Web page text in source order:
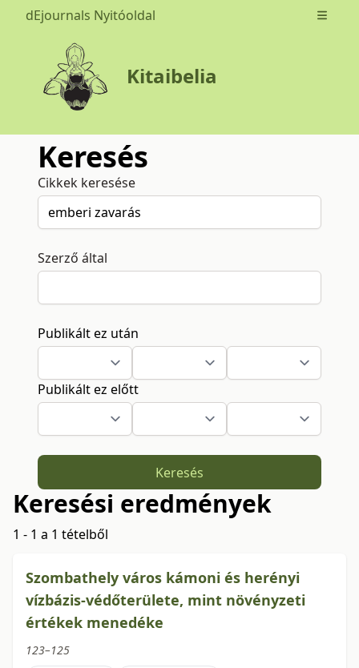
dEjournals Nyitóoldal Open
Kitaibelia
Keresés
Cikkek keresése
Szerző által
Publikált ez után
Publikált ez előtt
Keresés
Keresési eredmények
1 - 1 a 1 tételből
Szombathely város kámoni és herényi
vízbázis-védőterülete, mint növényzeti
értékek menedéke
123–125